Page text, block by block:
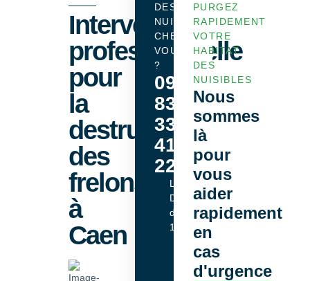
Intervention
professionnelle
pour
la
destruction
des
frelons
à
Caen
DES
NUISIBLES
CHEZ
VOUS
?
09
83
33
41
22
Lundi -
Dimanche
de 9h00 à
18h00
PURGEZ
RAPIDEMENT
VOTRE
HABITAT
DES
NUISIBLES
Nous
sommes
là
pour
vous
aider
rapidement
en
cas
d'urgence